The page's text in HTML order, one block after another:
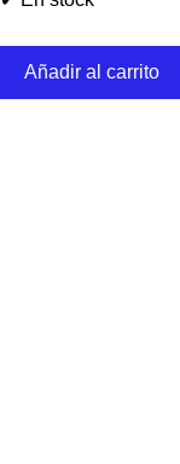
Añadir al carrito